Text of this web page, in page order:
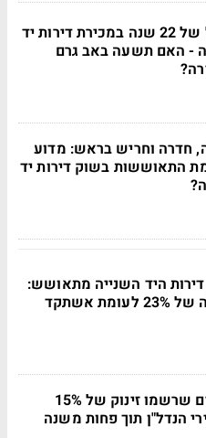
שפל של 22 שנה במכירת דירות יד
- האם תשעה באב גרם
חדרה וחריש בראש: מדוע
התאוששות בשוק דירות יד
היד השנייה מתאושש:
אשתקד
הערים שרשמו זינוק של 15%
הנדל"ן תוך פחות משנה